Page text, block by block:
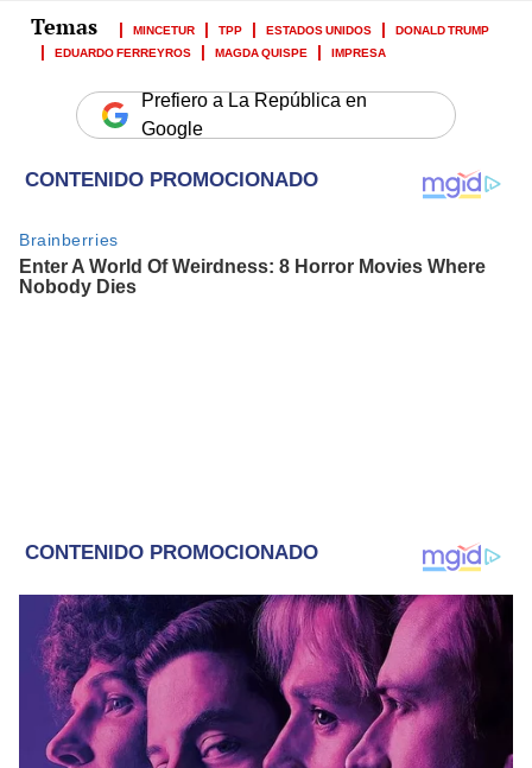
MINCETUR TPP ESTADOS UNIDOS
DONALD TRUMP
EDUARDO FERREYROS
MAGDA QUISPE IMPRESA
Prefiero a La República en
Google